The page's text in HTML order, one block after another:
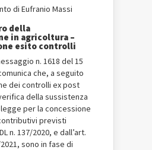
di Eufranio Massi
della
in agricoltura –
esito controlli
n. 1618 del 15
che, a seguito
dei controlli ex post
della sussistenza
per la concessione
previsti
n. 137/2020, e dall’art.
sono in fase di